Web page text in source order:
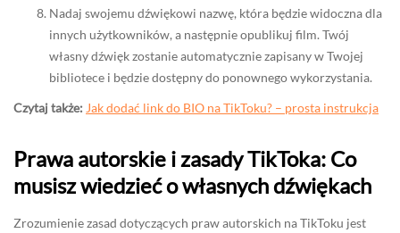
Nadaj swojemu dźwiękowi nazwę, która będzie widoczna dla
innych użytkowników, a następnie opublikuj film. Twój
własny dźwięk zostanie automatycznie zapisany w Twojej
bibliotece i będzie dostępny do ponownego wykorzystania.
Czytaj także: Jak dodać link do BIO na TikToku? – prosta instrukcja
Prawa autorskie i zasady TikToka: Co
musisz wiedzieć o własnych dźwiękach
Zrozumienie zasad dotyczących praw autorskich na TikToku jest